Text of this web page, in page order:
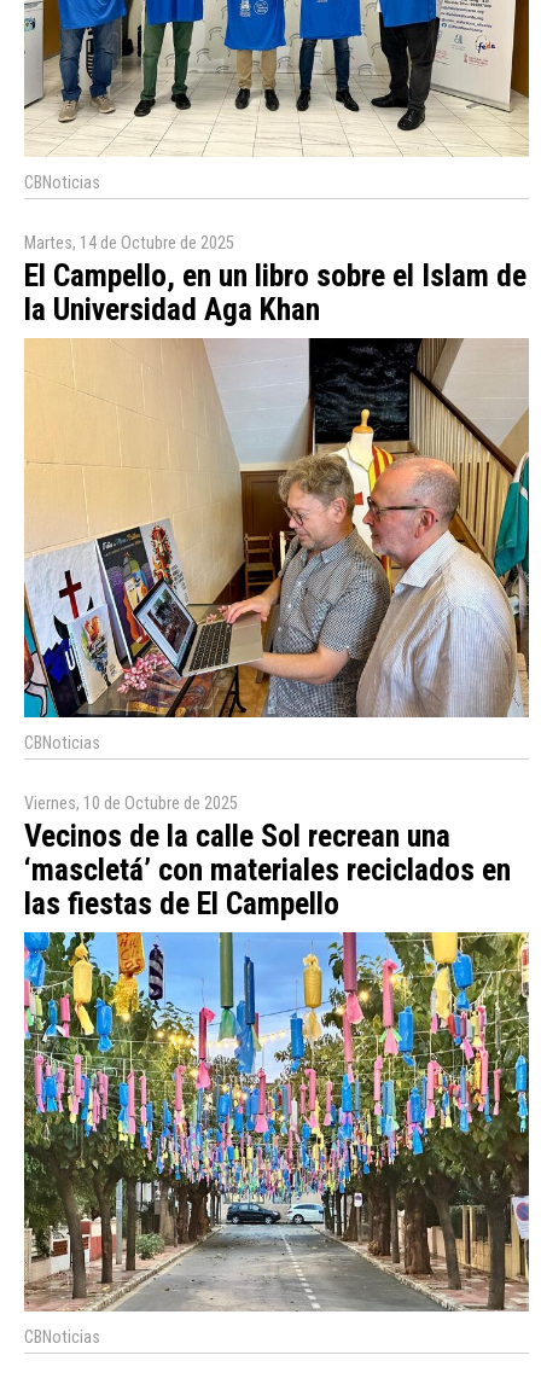
CBNoticias
Martes, 14 de Octubre de 2025
El Campello, en un libro sobre el Islam de
la Universidad Aga Khan
CBNoticias
Viernes, 10 de Octubre de 2025
Vecinos de la calle Sol recrean una
‘mascletá’ con materiales reciclados en
las fiestas de El Campello
CBNoticias